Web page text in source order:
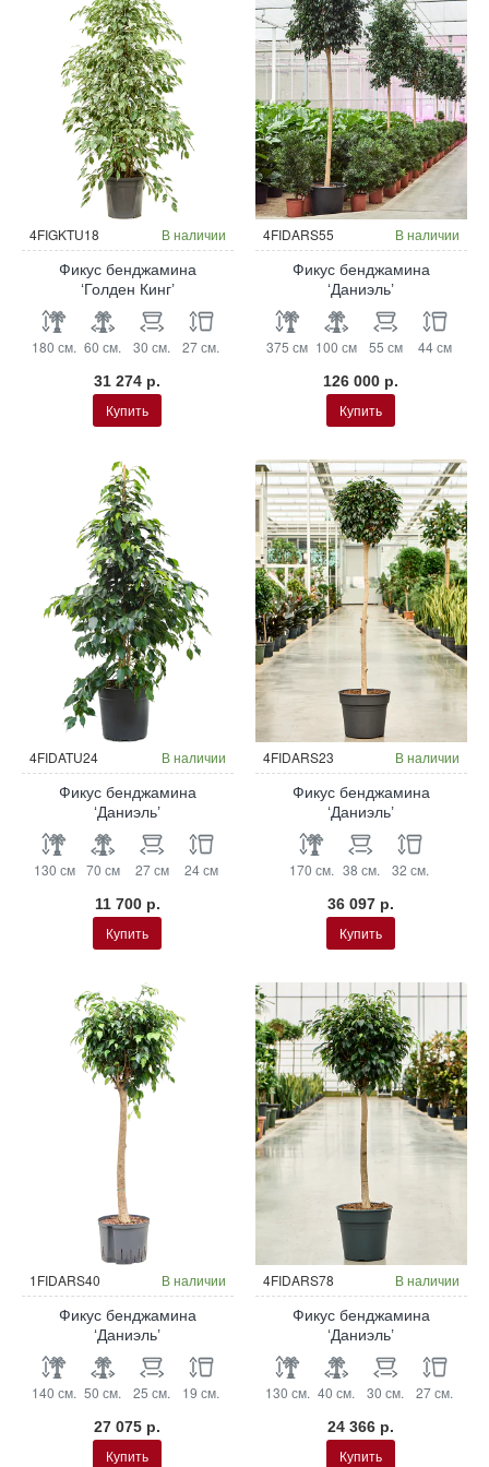
4FIGKTU18 В наличии
Фикус бенджамина
‘Голден Кинг’
180 см. 60 см. 30 см. 27 см.
31 274 р.
Купить
4FIDARS55 В наличии
Фикус бенджамина
‘Даниэль’
375 см 100 см 55 см 44 см
126 000 р.
Купить
4FIDATU24 В наличии
Фикус бенджамина
‘Даниэль’
130 см 70 см 27 см 24 см
11 700 р.
Купить
4FIDARS23 В наличии
Фикус бенджамина
‘Даниэль’
170 см. 38 см. 32 см.
36 097 р.
Купить
Гидропоника
1FIDARS40 В наличии
Фикус бенджамина
‘Даниэль’
140 см. 50 см. 25 см. 19 см.
27 075 р.
Купить
4FIDARS78 В наличии
Фикус бенджамина
‘Даниэль’
130 см. 40 см. 30 см. 27 см.
24 366 р.
Купить